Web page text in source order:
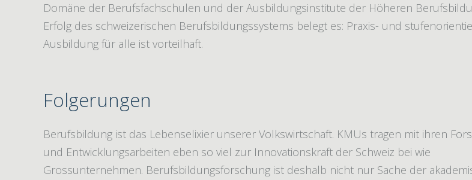
Domäne der Berufsfachschulen und der Ausbildungsinstitute der Höheren
Erfolg des schweizerischen Berufsbildungssystems belegt es: Praxis- und
Ausbildung für alle ist vorteilhaft.
Folgerungen
Berufsbildung ist das Lebenselixier unserer Volkswirtschaft. KMUs tragen mit ihren
und Entwicklungsarbeiten eben so viel zur Innovationskraft der Schweiz bei wie
Grossunternehmen. Berufsbildungsforschung ist deshalb nicht nur Sache der